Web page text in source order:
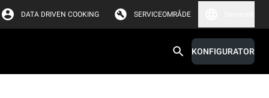
DATA DRIVEN COOKING SERVICEOMRÅDE
KONFIGURATOR